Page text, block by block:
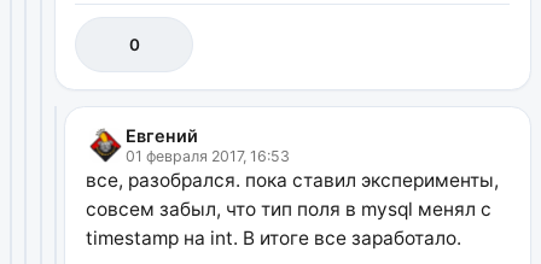
0
Евгений
01 февраля 2017, 16:53
все, разобрался. пока ставил эксперименты,
совсем забыл, что тип поля в mysql менял с
timestamp на int. В итоге все заработало.